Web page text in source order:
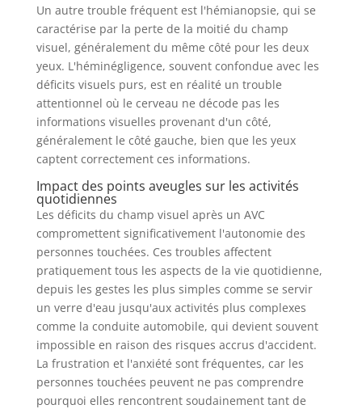
Un autre trouble fréquent est l'hémianopsie, qui se
caractérise par la perte de la moitié du champ
visuel, généralement du même côté pour les deux
yeux. L'héminégligence, souvent confondue avec les
déficits visuels purs, est en réalité un trouble
attentionnel où le cerveau ne décode pas les
informations visuelles provenant d'un côté,
généralement le côté gauche, bien que les yeux
captent correctement ces informations.
Impact des points aveugles sur les activités
quotidiennes
Les déficits du champ visuel après un AVC
compromettent significativement l'autonomie des
personnes touchées. Ces troubles affectent
pratiquement tous les aspects de la vie quotidienne,
depuis les gestes les plus simples comme se servir
un verre d'eau jusqu'aux activités plus complexes
comme la conduite automobile, qui devient souvent
impossible en raison des risques accrus d'accident.
La frustration et l'anxiété sont fréquentes, car les
personnes touchées peuvent ne pas comprendre
pourquoi elles rencontrent soudainement tant de